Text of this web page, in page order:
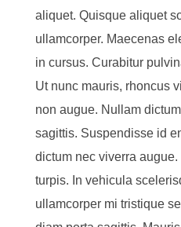
aliquet. Quisque aliquet
ullamcorper. Maecenas
in cursus. Curabitur
Ut nunc mauris, rhoncus
non augue. Nullam
sagittis. Suspendisse id
dictum nec viverra
turpis. In vehicula
ullamcorper mi tristique